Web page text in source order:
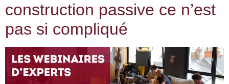
construction passive ce n’est
pas si compliqué